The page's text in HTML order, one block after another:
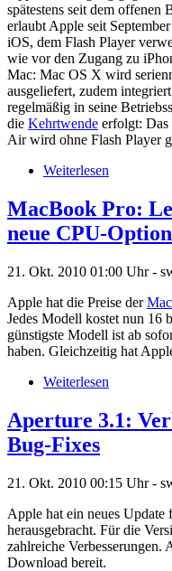
spätestens seit dem offenen
erlaubt Apple seit
iOS, dem Flash Player
wie vor den Zugang zu
Mac: Mac OS X wird
ausgeliefert, zudem
regelmäßig in seine
die Kehrtwende erfolgt: Das
Air wird ohne Flash Player
Weiterlesen
MacBook Pro:
neue CPU-Option
21. Okt. 2010 01:00 Uhr -
Apple hat die Preise der
Jedes Modell kostet nun 16
günstigste Modell ist ab
haben. Gleichzeitig hat
Weiterlesen
Aperture 3.1:
Bug-Fixes
21. Okt. 2010 00:15 Uhr -
Apple hat ein neues
herausgebracht. Für die
zahlreiche Verbesserungen.
Download bereit.